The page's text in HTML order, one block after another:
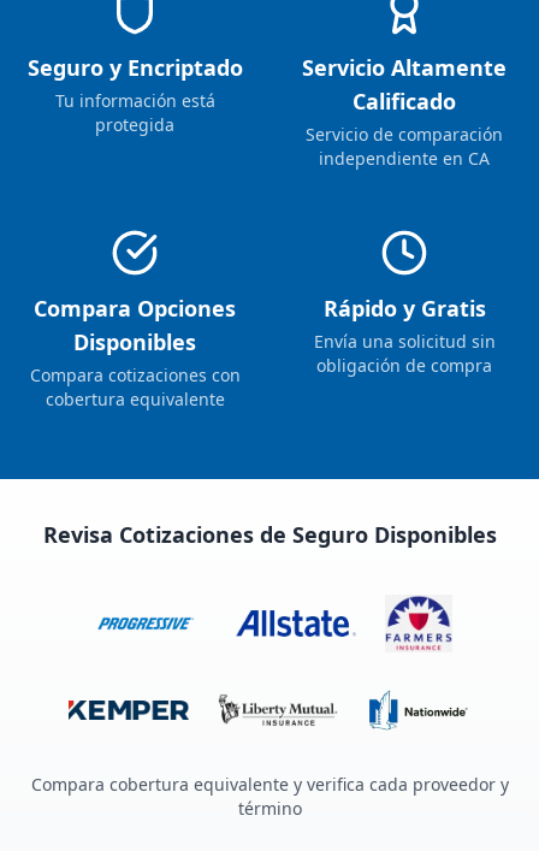
Seguro y Encriptado
Tu información está
protegida
Servicio Altamente
Calificado
Servicio de comparación
independiente en CA
Compara Opciones
Disponibles
Compara cotizaciones con
cobertura equivalente
Rápido y Gratis
Envía una solicitud sin
obligación de compra
Revisa Cotizaciones de Seguro Disponibles
Compara cobertura equivalente y verifica cada proveedor y
término